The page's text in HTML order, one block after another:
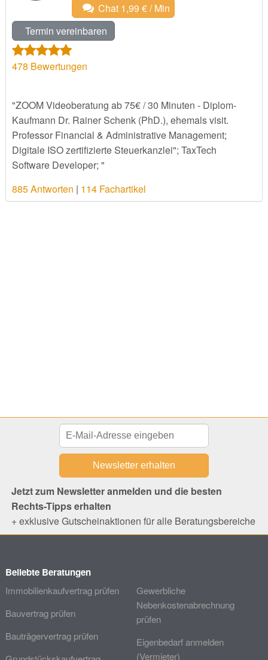
Chat 1,99 € / Min
Termin vereinbaren
478 Bewertungen
"ZOOM Videoberatung ab 75€ / 30 Minuten - Diplom-
Kaufmann Dr. Rainer Schenk (PhD.), ehemals visit.
Professor Financial & Administrative Management;
Digitale ISO zertifizierte Steuerkanzlei"; TaxTech
Software Developer; "
885 Antworten | 114 Fachartikel
Jetzt zum Newsletter anmelden und die besten
Rechts-Tipps erhalten
+ exklusive Gutscheinaktionen für alle Beratungsbereiche
Beliebte Beratungen
Immobilienkaufvertrag prüfen
Bauvertrag prüfen
Bauträgervertrag prüfen
Gewerbliche
Nebenkostenabrechnung
prüfen
Eigenbedarf anmelden
(Vermieter)